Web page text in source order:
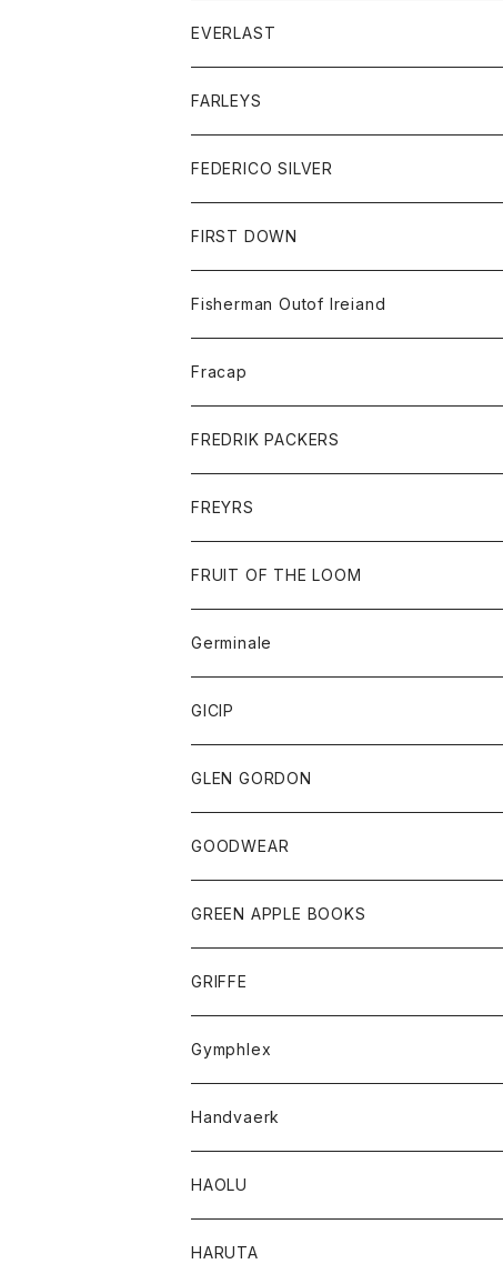
Tシャツ
帽子
トップス
シャツ
セーター
ボトム
ショートパンツ
パンツ
レディース
コート
ジャケット
Tシャツ
ボトム
ニット
EVERLAST
トップス
ジャケット
スエットシャツ
ボトム
スエットパンツ
グッズ
帽子
FARLEYS
FEDERICO SILVER
アクセサリー
FIRST DOWN
Fisherman Outof Ireiand
ニット
Fracap
グッズ
靴
FREDRIK PACKERS
アクセサリー
バッグ
FREYRS
サングラス
FRUIT OF THE LOOM
アウター
パーカー
グッズ
ネクタイ
チーフ
トップス
シャツ
タンクトップ
ボトム
ショートパンツ
スカート
レディース
スカート
Tシャツ
Germinale
靴
サンダル
GICIP
トップス
Tシャツ
GLEN GORDON
グッズ
手袋
GOODWEAR
トップス
Tシャツ
GREEN APPLE BOOKS
GRIFFE
Gymphlex
アウター
カーディガン
コート
トップス
シャツ
レディース
Handvaerk
トップス
Tシャツ
HAOLU
HARUTA